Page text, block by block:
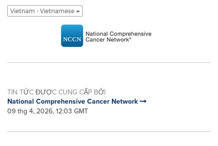
Vietnam - Vietnamese
TIN TỨC ĐƯỢC CUNG CẤP BỞI
National Comprehensive Cancer Network
09 thg 4, 2026, 12:03 GMT